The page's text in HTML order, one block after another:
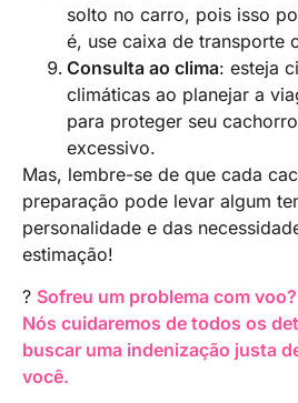
solto no carro, pois isso
é, use caixa de transporte
Consulta ao clima: esteja
climáticas ao planejar a
para proteger seu
excessivo.
Mas, lembre-se de que cada
preparação pode levar algum
personalidade e das
estimação!
? Sofreu um problema com
Nós cuidaremos de todos os
buscar uma indenização justa
você.